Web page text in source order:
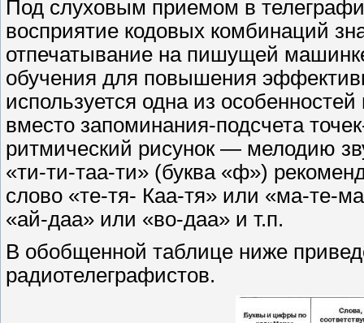
Под слуховым приемом в
восприятие кодовых комбинаций
отпечатывание на пишущей
обучения для повышения
используется одна из
вместо запоминания-подсчета
ритмический рисунок — мелодию
«ти-ти-таа-ти» (буква «ф»)
слово «те-тя- Каа-тя» или «ма-те-
«ай-даа» или «во-даа» и т.п.
В обобщенной таблице ниже
радиотелеграфистов.